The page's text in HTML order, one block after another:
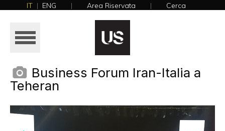
IT | ENG | Area Riservata | Cerca
HOME
AZIENDA
PRODOTTI
NEWS
Business Forum Iran-Italia a
Teheran